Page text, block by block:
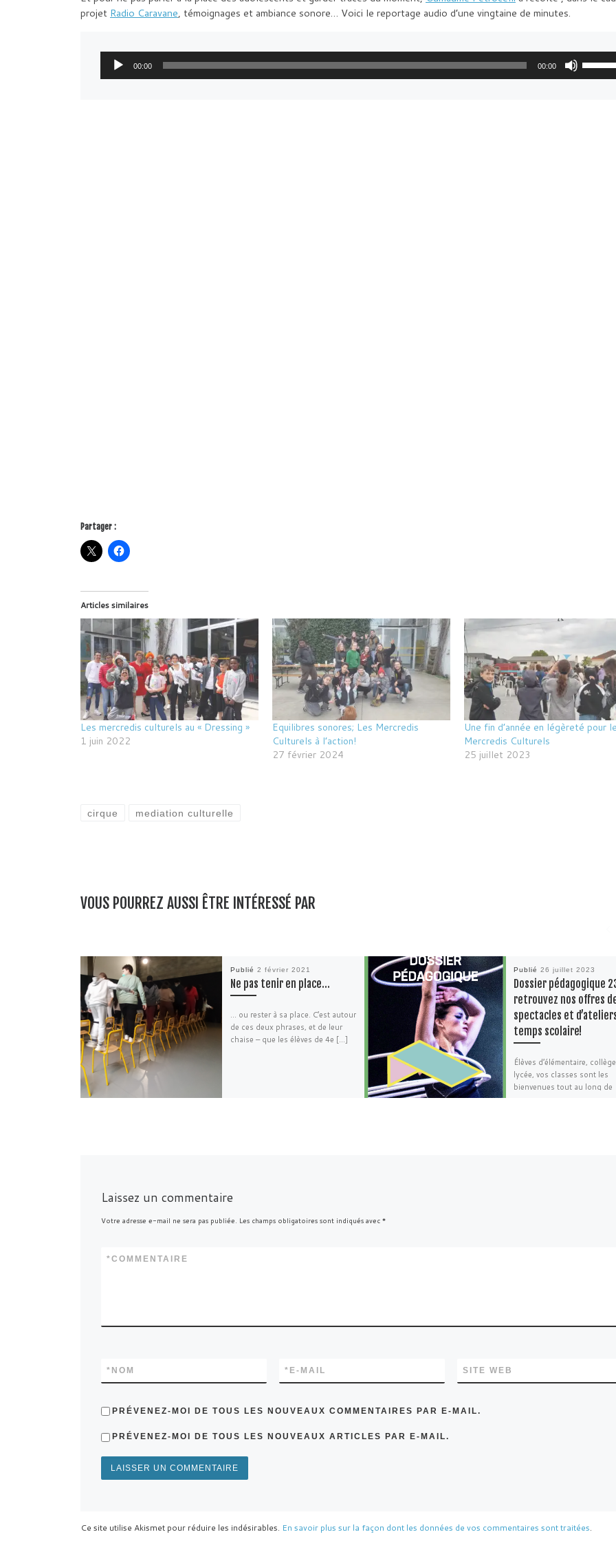
projet Radio Caravane, témoignages et ambiance sonore… Voici le reportage audio d’une vingtaine de minutes.
Lecteur
00:00 00:00
Partager :
Articles similaires
Les mercredis culturels au « Dressing »
1 juin 2022
Equilibres sonores; Les Mercredis
Culturels à l’action!
27 février 2024
Une fin d’année en légèreté pour
Mercredis Culturels
25 juillet 2023
cirque mediation culturelle
VOUS POURREZ AUSSI ÊTRE INTÉRESSÉ PAR
Publié 2 février 2021
Ne pas tenir en place…
… ou rester à sa place. C’est autour
de ces deux phrases, et de leur
chaise – que les élèves de 4e […]
Publié 26 juillet 2023
Dossier pédagogique
retrouvez nos offres
spectacles et
temps scolaire!
Élèves d’élémentaire,
lycée, vos classes sont les
bienvenues tout au long de
Laissez un commentaire
Votre adresse e-mail ne sera pas publiée. Les champs obligatoires sont indiqués avec *
COMMENTAIRE
*
NOM
* E-MAIL
* SITE WEB
PRÉVENEZ-MOI DE TOUS LES NOUVEAUX COMMENTAIRES PAR E-MAIL.
PRÉVENEZ-MOI DE TOUS LES NOUVEAUX ARTICLES PAR E-MAIL.
Ce site utilise Akismet pour réduire les indésirables. En savoir plus sur la façon dont les données de vos commentaires sont traitées.